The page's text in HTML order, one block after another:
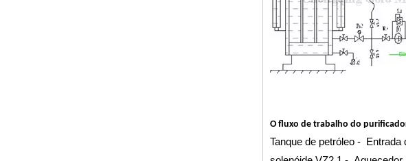
O fluxo de trabalho do
Tanque de petróleo -